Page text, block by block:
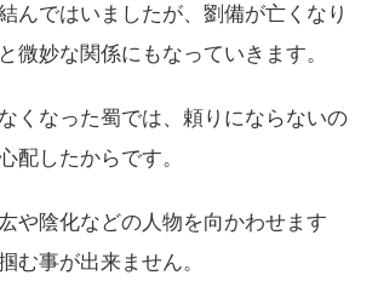
んではいましたが、劉備が亡くなり
微妙な関係にもなっていきます。
くなった蜀では、頼りにならないの
配したからです。
や陰化などの人物を向かわせます
む事が出来ません。